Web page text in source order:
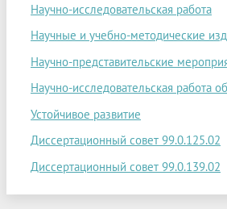
Научно-исследовательская работа
Научные и учебно-методические
Научно-представительские
Научно-исследовательская работа
Устойчивое развитие
Диссертационный совет 99.0.125.02
Диссертационный совет 99.0.139.02